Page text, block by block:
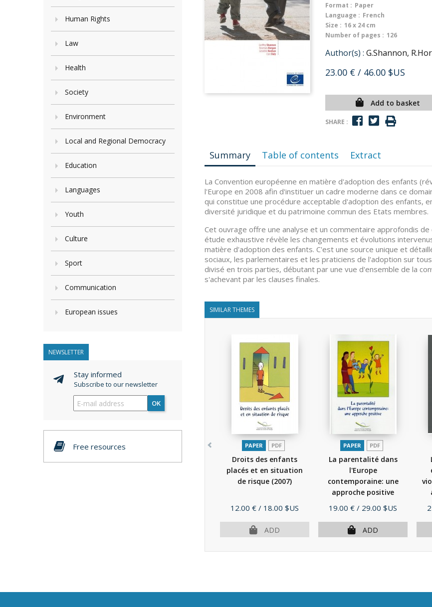
Human Rights
Law
Health
Society
Environment
Local and Regional Democracy
Education
Languages
Youth
Culture
Sport
Communication
European issues
NEWSLETTER
Stay informed
Subscribe to our newsletter
OK
Free resources
Format : Paper
Language : French
Size : 16 x 24 cm
Number of pages : 126
Author(s) : G.Shannon,
23.00 € / 46.00 $US
Add to basket
SHARE :
Summary Table of contents Extract
La Convention européenne en matière d'adoption des enfants
l'Europe en 2008 afin d'instituer un cadre moderne dans ce
qui constitue une procédure acceptable d'adoption des enfants,
diversité juridique et du patrimoine commun des Etats membres.
Cet ouvrage offre une analyse et un commentaire approfondis
étude exhaustive révèle les changements et évolutions
matière d'adoption des enfants. C'est une source unique et
sociaux, les parlementaires et les praticiens de l'adoption sur
divisé en trois parties, débutant par une vue d'ensemble de la
s'achevant par les clauses finales.
SIMILAR THEMES
PAPER PDF
Droits des enfants
placés et en situation
de risque (2007)
Price
12.00 € / 18.00 $US
ADD
PAPER PDF
La parentalité dans
l'Europe
contemporaine: une
approche positive
Price
19.00 € / 29.00 $US
ADD